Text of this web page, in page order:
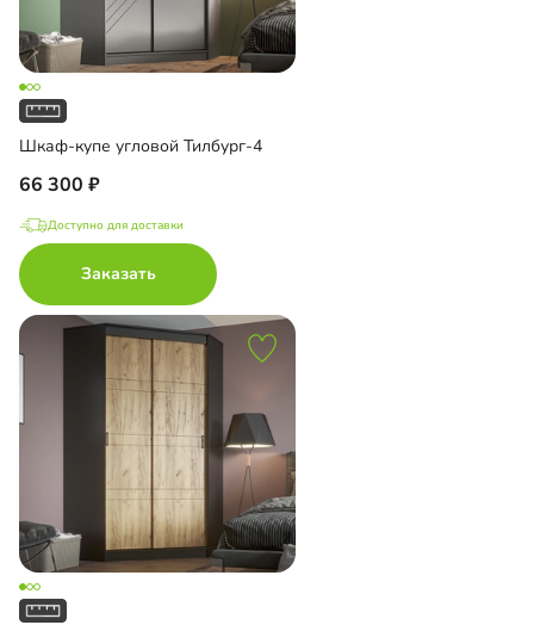
Шкаф-купе угловой Тилбург-4
66 300
Доступно для доставки
Заказать